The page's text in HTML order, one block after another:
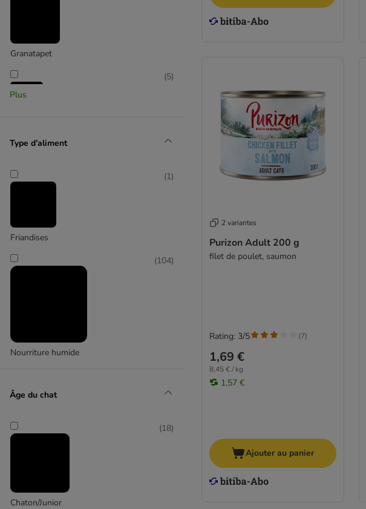
Granatapet
(5)
Smilla
Plus
Type d’aliment
Friandises
(1)
Nourriture humide
(104)
Âge du chat
Chaton/Junior
(18)
2 variantes
Purizon Adult 200 g
filet de poulet, saumon
1,69 €
8,45 € / kg
1,57 €
Rating: 3/5 (7)
Ajouter au panier